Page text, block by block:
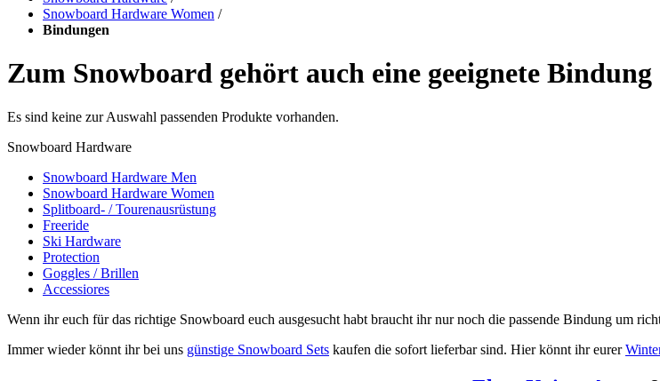
Snowboard Hardware Women /
Bindungen
Zum Snowboard gehört auch eine geeignete Bindung
Es sind keine zur Auswahl passenden Produkte vorhanden.
Snowboard Hardware
Snowboard Hardware Men
Snowboard Hardware Women
Splitboard- / Tourenausrüstung
Freeride
Ski Hardware
Protection
Goggles / Brillen
Accessiores
Wenn ihr euch für das richtige Snowboard euch ausgesucht habt braucht ihr nur noch die passende Bindung um
Immer wieder könnt ihr bei uns günstige Snowboard Sets kaufen die sofort lieferbar sind. Hier könnt ihr eurer